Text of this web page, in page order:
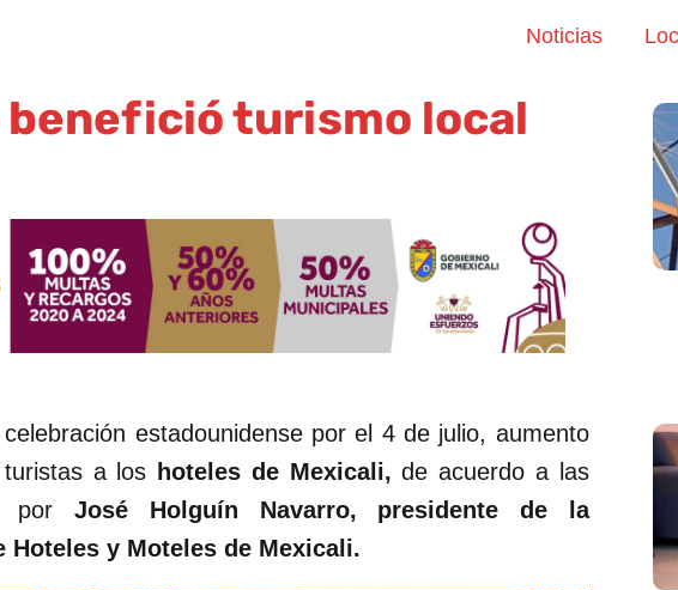
Noticias
benefició turismo local
estadounidense por el 4 de julio, aumento
a los hoteles de Mexicali, de acuerdo a las
porJosé Holguín Navarro, presidente de la
Hoteles y Moteles de Mexicali.